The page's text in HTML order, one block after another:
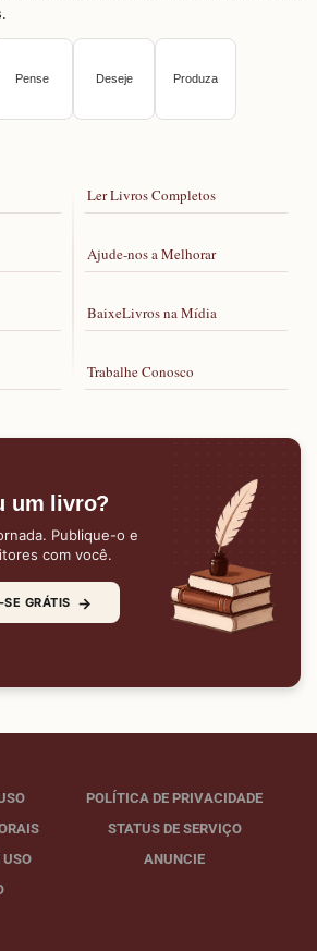
Pense Deseje Produza
Ler Livros Completos
Ajude-nos a Melhorar
BaixeLivros na Mídia
Trabalhe Conosco
um livro?
Publique-o e
com você.
GRÁTIS →
POLÍTICA DE PRIVACIDADE
STATUS DE SERVIÇO
USO
ANUNCIE